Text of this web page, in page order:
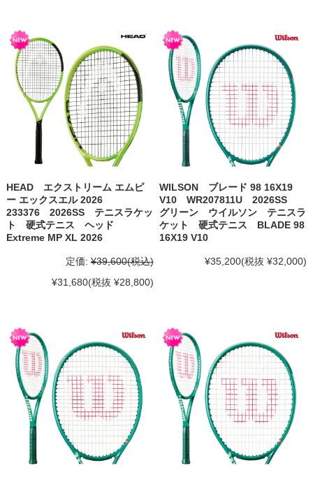
HEAD エクストリーム エムピ
ー エックスエル 2026
233376 2026SS テニスラケッ
ト 硬式テニス ヘッド
Extreme MP XL 2026
定価: ¥39,600(税込)
¥31,680(税抜 ¥28,800)
WILSON ブレード 98 16X19
V10 WR207811U 2026SS
グリーン ウイルソン テニスラ
ケット 硬式テニス BLADE 98
16X19 V10
¥35,200(税抜 ¥32,000)